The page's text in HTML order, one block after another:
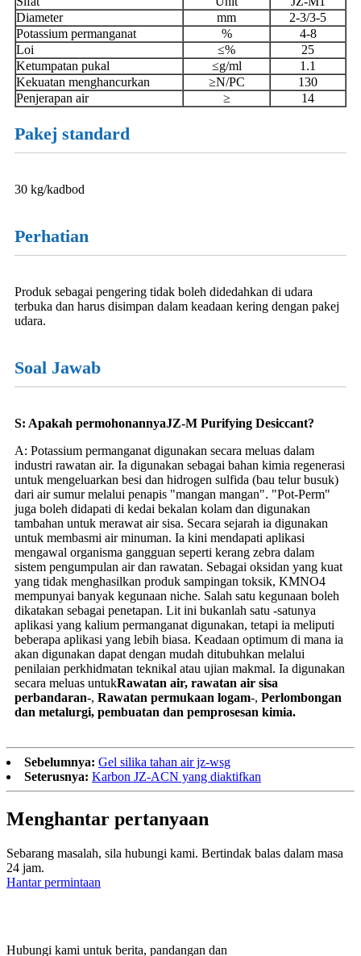
Diameter
mm
2-3/3-5
Potassium permanganat
%
4-8
Loi
≤%
25
Ketumpatan pukal
≤g/ml
1.1
Kekuatan menghancurkan
≥N/PC
130
Penjerapan air
≥ 14
Pakej standard
30 kg/kadbod
Perhatian
Produk sebagai pengering tidak boleh didedahkan di udara
terbuka dan harus disimpan dalam keadaan kering dengan pakej
udara.
Soal Jawab
S: Apakah permohonannyaJZ-M Purifying Desiccant?
A: Potassium permanganat digunakan secara meluas dalam
industri rawatan air. Ia digunakan sebagai bahan kimia regenerasi
untuk mengeluarkan besi dan hidrogen sulfida (bau telur busuk)
dari air sumur melalui penapis "mangan mangan". "Pot-Perm"
juga boleh didapati di kedai bekalan kolam dan digunakan
tambahan untuk merawat air sisa. Secara sejarah ia digunakan
untuk membasmi air minuman. Ia kini mendapati aplikasi
mengawal organisma gangguan seperti kerang zebra dalam
sistem pengumpulan air dan rawatan. Sebagai oksidan yang kuat
yang tidak menghasilkan produk sampingan toksik, KMNO4
mempunyai banyak kegunaan niche. Salah satu kegunaan boleh
dikatakan sebagai penetapan. Lit ini bukanlah satu -satunya
aplikasi yang kalium permanganat digunakan, tetapi ia meliputi
beberapa aplikasi yang lebih biasa. Keadaan optimum di mana ia
akan digunakan dapat dengan mudah ditubuhkan melalui
penilaian perkhidmatan teknikal atau ujian makmal. Ia digunakan
secara meluas untukRawatan air, rawatan air sisa
perbandaran-, Rawatan permukaan logam-, Perlombongan
dan metalurgi, pembuatan dan pemprosesan kimia.
Sebelumnya: Gel silika tahan air jz-wsg
Seterusnya: Karbon JZ-ACN yang diaktifkan
Menghantar pertanyaan
Sebarang masalah, sila hubungi kami. Bertindak balas dalam masa
24 jam.
Hantar permintaan
Hubungi kami untuk berita, pandangan dan